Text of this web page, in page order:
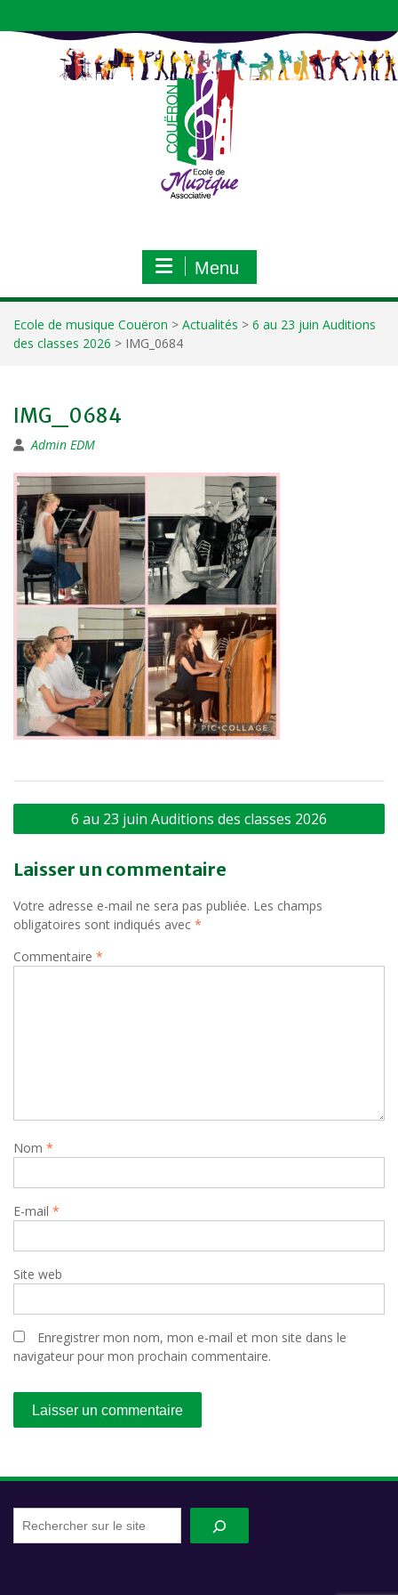
au
Menu
Ecole de musique Couëron > Actualités > 6 au 23 juin Auditions
des classes 2026 > IMG_0684
IMG_0684
Admin EDM
Navigation
de
l’article
6 au 23 juin Auditions des classes 2026
Laisser un commentaire
Votre adresse e-mail ne sera pas publiée. Les champs
obligatoires sont indiqués avec *
Commentaire *
Nom *
E-mail *
Site web
Enregistrer mon nom, mon e-mail et mon site dans le
navigateur pour mon prochain commentaire.
sur